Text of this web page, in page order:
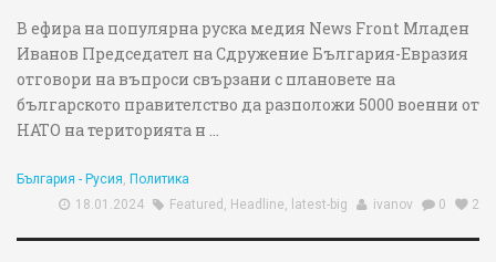
В ефира на популярна руска медия News Front Младен
Иванов Председател на Сдружение България-Евразия
отговори на въпроси свързани с плановете на
българското правителство да разположи 5000 военни от
НАТО на територията н ...
България - Русия, Политика
18.01.2024
Featured , Headline, latest-big ivanov 0 2